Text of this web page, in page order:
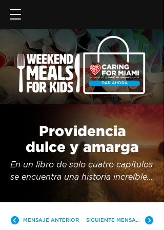
DAR AHORA
Providencia
dulce y amarga
En un libro de solo cuatro capítulos
se encuentra una historia increíble
sobre una joven que lo deja todo
atrás y decide seguir a Dios contra
experimentar una pérdida
MENSAJE ANTERIOR SIGUIENTE MENSAJE